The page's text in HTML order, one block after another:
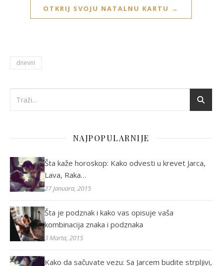
OTKRIJ SVOJU NATALNU KARTU →
dnevni
NAJPOPULARNIJE
Šta kaže horoskop: Kako odvesti u krevet Jarca,
Lava, Raka…
27 Januara, 2015
Šta je podznak i kako vas opisuje vaša
kombinacija znaka i podznaka
3 Marta, 2015
Kako da sačuvate vezu: Sa Jarcem budite strpljivi,